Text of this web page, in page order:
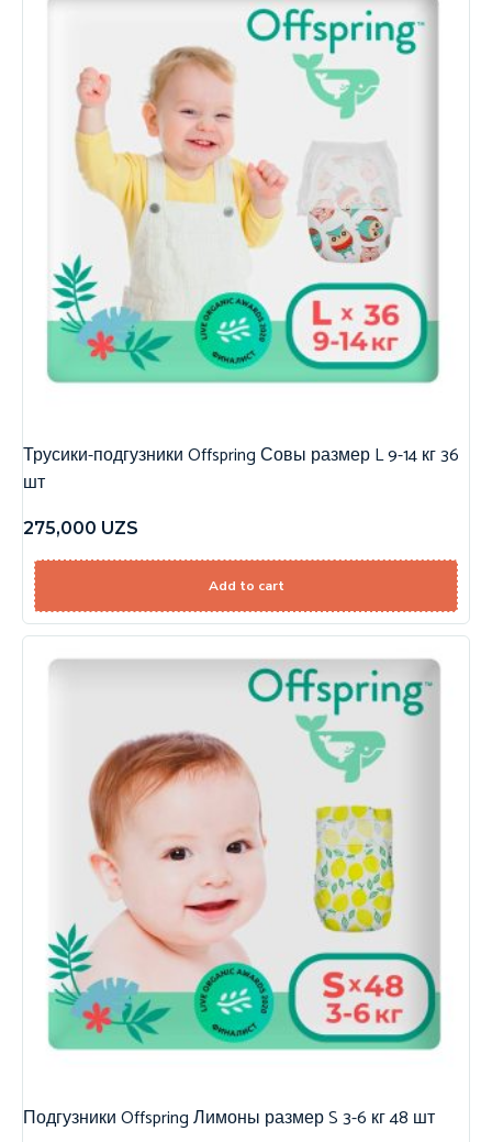
Трусики-подгузники Offspring Совы размер L 9-14 кг 36
шт
275,000 UZS
Add to cart
Подгузники Offspring Лимоны размер S 3-6 кг 48 шт